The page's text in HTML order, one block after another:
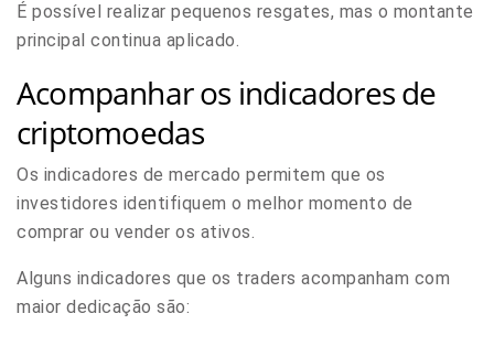
É possível realizar pequenos resgates, mas o montante
principal continua aplicado.
Acompanhar os indicadores de
criptomoedas
Os indicadores de mercado permitem que os
investidores identifiquem o melhor momento de
comprar ou vender os ativos.
Alguns indicadores que os traders acompanham com
maior dedicação são: